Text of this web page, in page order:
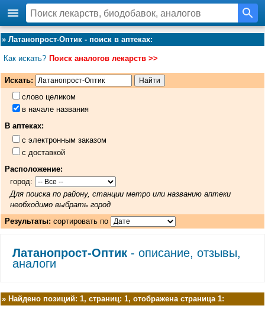
» Латанопрост-Оптик - поиск в аптеках:
Как искать? Поиск аналогов лекарств >>
Искать:
слово целиком
в начале названия
В аптеках:
с электронным заказом
с доставкой
Расположение:
город:
Для поиска по району, станции метро или названию аптеки
необходимо выбрать город
Результаты: сортировать по
Латанопрост-Оптик- описание, отзывы,
аналоги
» Найдено позиций: 1, страниц: 1, отображена страница 1: